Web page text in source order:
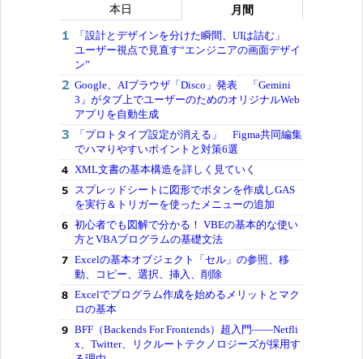
本日 月間
「設計とデザインを分けた瞬間、UIは詰む」
ユーザー視点で見直す“エンジニアの画面デザイ
ン”
Google、AIブラウザ「Disco」発表 「Gemini
3」がタブ上でユーザーのためのオリジナルWeb
アプリを自動生成
「プロトタイプ設定が消える」 Figma共同編集
でハマりやすいポイントと対策6選
XML文書の基本構造を詳しく見ていく
スプレッドシートに図形でボタンを作成しGAS
を実行＆トリガーを使ったメニューの追加
初心者でも図解で分かる！ VBEの基本的な使い
方とVBAプログラムの基礎文法
Excelの基本オブジェクト「セル」の参照、移
動、コピー、選択、挿入、削除
Excelでプログラム作成を始めるメリットとマク
ロの基本
BFF（Backends For Frontends）超入門――Netfli
x、Twitter、リクルートテクノロジーズが採用す